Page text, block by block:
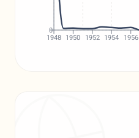
1948 1950 1952 1954 1956
0